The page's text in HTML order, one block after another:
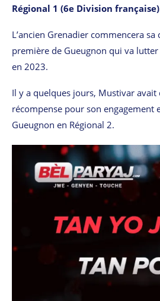
Régional 1 (6e Division
L’ancien Grenadier commencera
première de Gueugnon qui va
en 2023.
Il y a quelques jours, Mustivar avait
récompense pour son engagement
Gueugnon en Régional 2.